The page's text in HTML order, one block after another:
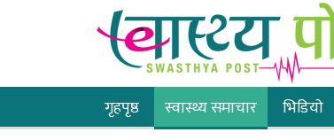
गृहपृष्ठ स्वास्थ्य समाचार भिडियाे